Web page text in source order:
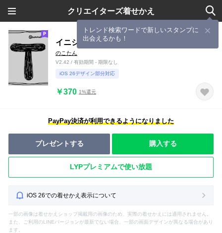
クリエイターズ着せかえ
トレンド検索ワードで新しいスタンプに
出会えるかも！
イニシャルT
のこたん
V2.42 / 有効期間 - 期限なし
iOS 26デザイン部分対応
￥370 1%還元
PayPay決済が利用できるようになりました
プレゼントする 購入する
LYPプレミアムで使い放題
iOS 26での着せかえ表示について
一部の画像は着せかえショップ掲載用の画像のため、実際の着せかえには適用されません。
また、ご利用のLINEバージョンが最新でない場合、一部の画面デザインが異なる場合があり
ます。